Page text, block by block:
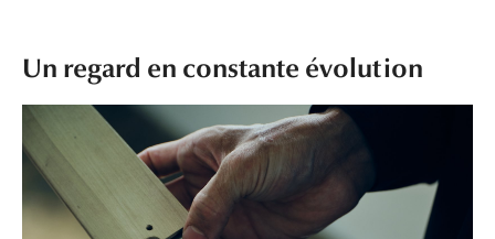
Un regard en constante évolution